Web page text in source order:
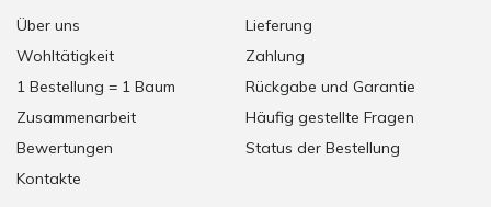
Über uns
Wohltätigkeit
1 Bestellung = 1 Baum
Zusammenarbeit
Bewertungen
Kontakte
Lieferung
Zahlung
Rückgabe und Garantie
Häufig gestellte Fragen
Status der Bestellung